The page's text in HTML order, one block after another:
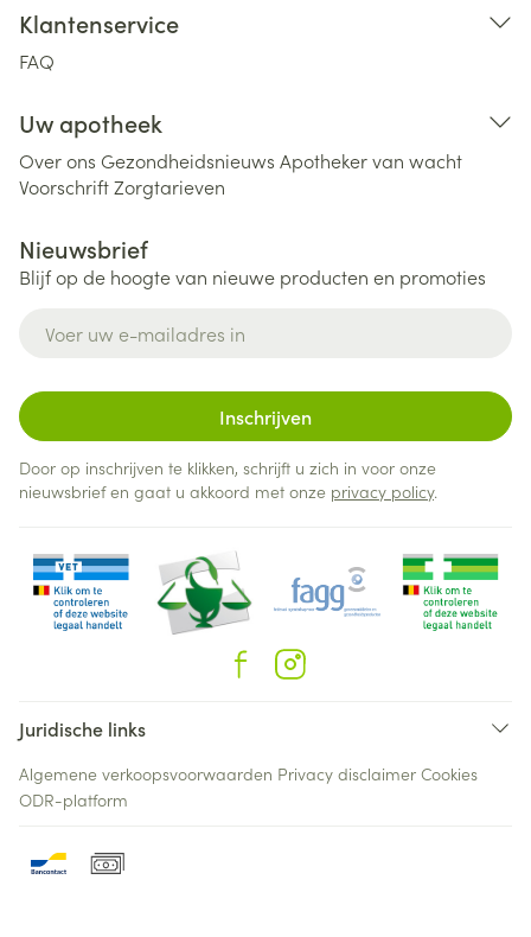
Klantenservice
FAQ
Uw apotheek
Over ons Gezondheidsnieuws Apotheker van wacht
VoorschriftZorgtarieven
Nieuwsbrief
Blijf op de hoogte van nieuwe producten en promoties
Inschrijven
Door op inschrijven te klikken, schrijft u zich in voor onze
nieuwsbrief en gaat u akkoord met onze privacy policy.
Juridische links
Algemene verkoopsvoorwaarden Privacy disclaimer Cookies
ODR-platform